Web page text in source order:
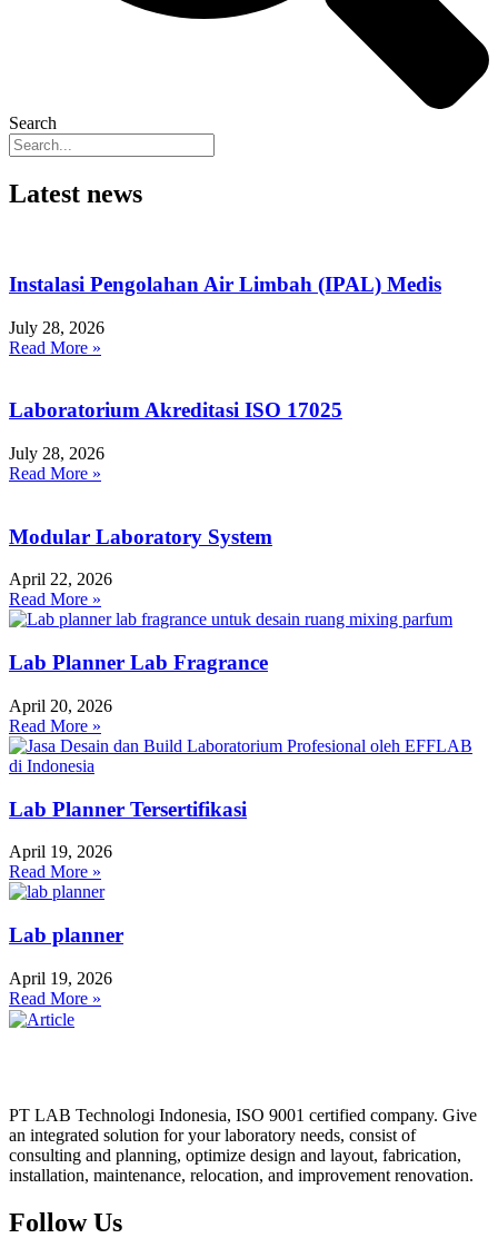
Search
Latest news
Instalasi Pengolahan Air Limbah (IPAL) Medis
July 28, 2026
Read More »
Laboratorium Akreditasi ISO 17025
July 28, 2026
Read More »
Modular Laboratory System
April 22, 2026
Read More »
Lab Planner Lab Fragrance
April 20, 2026
Read More »
Lab Planner Tersertifikasi
April 19, 2026
Read More »
Lab planner
April 19, 2026
Read More »
PT LAB Technologi Indonesia, ISO 9001 certified company. Give
an integrated solution for your laboratory needs, consist of
consulting and planning, optimize design and layout, fabrication,
installation, maintenance, relocation, and improvement renovation.
Follow Us